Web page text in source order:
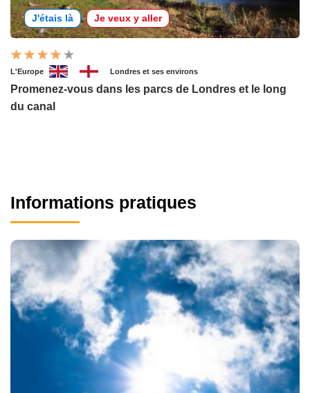
J'étais là Je veux y aller
L'Europe Londres et ses environs
Promenez-vous dans les parcs de Londres et le long
du canal
Informations pratiques